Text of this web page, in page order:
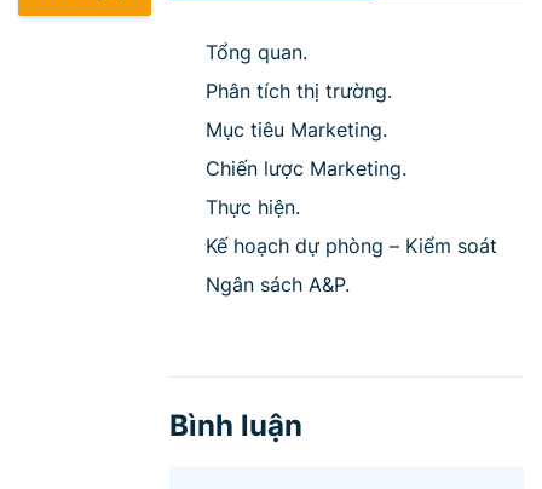
Tổng quan.
Phân tích thị trường.
Mục tiêu Marketing.
Chiến lược Marketing.
Thực hiện.
Kế hoạch dự phòng – Kiểm soát
Ngân sách A&P.
Bình luận